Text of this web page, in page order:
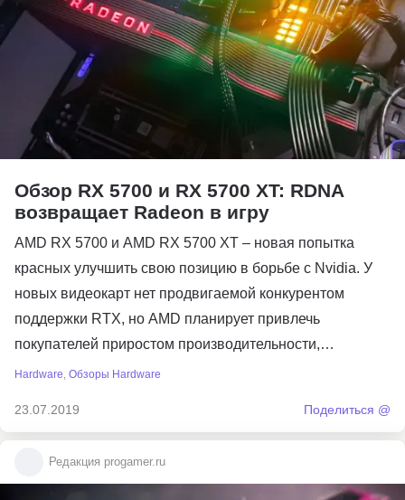
Обзор RX 5700 и RX 5700 XT: RDNA
возвращает Radeon в игру
AMD RX 5700 и AMD RX 5700 XT – новая попытка
красных улучшить свою позицию в борьбе с Nvidia. У
новых видеокарт нет продвигаемой конкурентом
поддержки RTX, но AMD планирует привлечь
покупателей приростом производительности,…
Hardware, Обзоры Hardware
23.07.2019 Поделиться @
Редакция progamer.ru